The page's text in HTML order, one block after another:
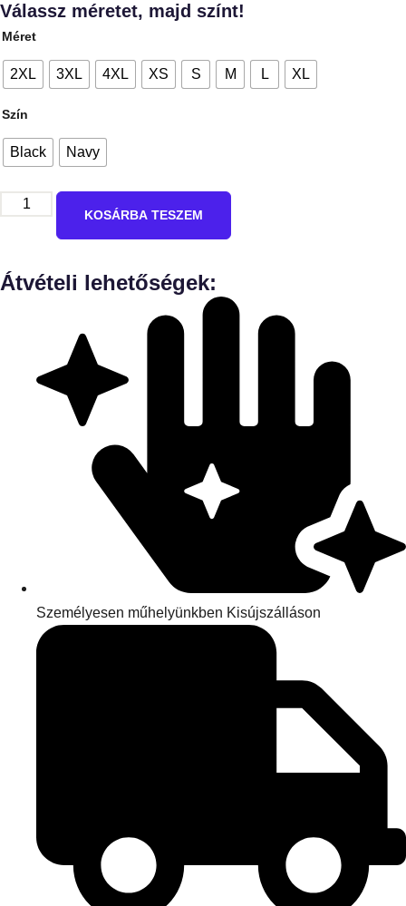
Válassz méretet, majd színt!
Méret
2XL 3XL 4XL XS S M L XL
Szín
Black Navy
KOSÁRBA TESZEM
Átvételi lehetőségek:
Személyesen műhelyünkben Kisújszálláson